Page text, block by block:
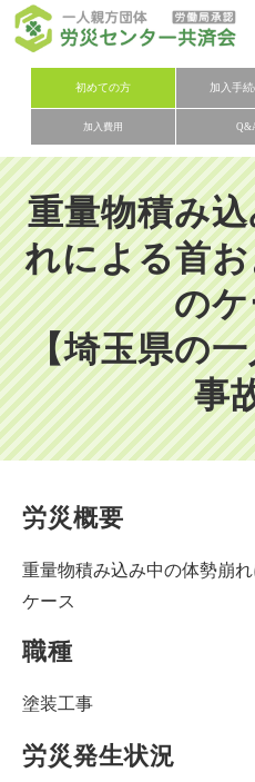
初めての方 加入手
加入費用
労災
労災保険
労災保険加
加
加入
会社
お問
会員メ
重量物積み
れによる首
の
【埼玉県の
事
労災概要
重量物積み込み中の体勢崩
ケース
職種
塗装工事
労災発生状況